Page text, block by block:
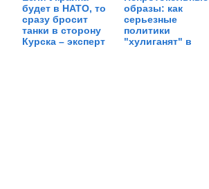
будет в НАТО, то
сразу бросит
танки в сторону
Курска – эксперт
образы: как
серьезные
политики
"хулиганят" в